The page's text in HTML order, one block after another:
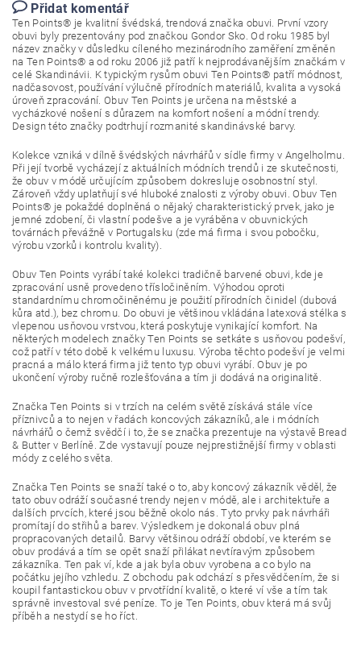
Přidat komentář
Ten Points® je kvalitní švédská, trendová značka obuvi. První vzory
obuvi byly prezentovány pod značkou Gondor Sko. Od roku 1985 byl
název značky v důsledku cíleného mezinárodního zaměření změněn
na Ten Points® a od roku 2006 již patří k nejprodávanějším značkám v
celé Skandinávii. K typickým rysům obuvi Ten Points® patří módnost,
nadčasovost, používání výlučně přírodních materiálů, kvalita a vysoká
úroveň zpracování. Obuv Ten Points je určena na městské a
vycházkové nošení s důrazem na komfort nošení a módní trendy.
Design této značky podtrhují rozmanité skandinávské barvy.
Kolekce vzniká v dílně švédských návrhářů v sídle firmy v Angelholmu.
Při její tvorbě vycházejí z aktuálních módních trendů i ze skutečnosti,
že obuv v módě určujícím způsobem dokresluje osobnostní styl.
Zároveň vždy uplatňují své hluboké znalosti z výroby obuvi. Obuv Ten
Points® je pokaždé doplněná o nějaký charakteristický prvek, jako je
jemné zdobení, či vlastní podešve a je vyráběna v obuvnických
továrnách převážně v Portugalsku (zde má firma i svou pobočku,
výrobu vzorků i kontrolu kvality).
Obuv Ten Points vyrábí také kolekci tradičně barvené obuvi, kde je
zpracování usně provedeno třísločiněním. Výhodou oproti
standardnímu chromočiněnému je použití přírodních činidel (dubová
kůra atd.), bez chromu. Do obuvi je většinou vkládána latexová stélka s
vlepenou usňovou vrstvou, která poskytuje vynikající komfort. Na
některých modelech značky Ten Points se setkáte s usňovou podešví,
což patří v této době k velkému luxusu. Výroba těchto podešví je velmi
pracná a málo která firma již tento typ obuvi vyrábí. Obuv je po
ukončení výroby ručně rozlešťována a tím ji dodává na originalitě.
Značka Ten Points si v trzích na celém světě získává stále více
příznivců a to nejen v řadách koncových zákazníků, ale i módních
návrhářů o čemž svědčí i to, že se značka prezentuje na výstavě Bread
& Butter v Berlíně. Zde vystavují pouze nejprestižnější firmy v oblasti
módy z celého světa.
Značka Ten Points se snaží také o to, aby koncový zákazník věděl, že
tato obuv odráží současné trendy nejen v módě, ale i architektuře a
dalších prvcích, které jsou běžně okolo nás. Tyto prvky pak návrháři
promítají do střihů a barev. Výsledkem je dokonalá obuv plná
propracovaných detailů. Barvy většinou odráží období, ve kterém se
obuv prodává a tím se opět snaží přilákat nevtíravým způsobem
zákazníka. Ten pak ví, kde a jak byla obuv vyrobena a co bylo na
počátku jejího vzhledu. Z obchodu pak odchází s přesvědčením, že si
koupil fantastickou obuv v prvotřídní kvalitě, o které ví vše a tím tak
správně investoval své peníze. To je Ten Points, obuv která má svůj
příběh a nestydí se ho říct.